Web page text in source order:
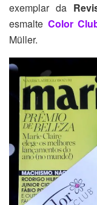
exemplar da
esmalte Color
Müller.